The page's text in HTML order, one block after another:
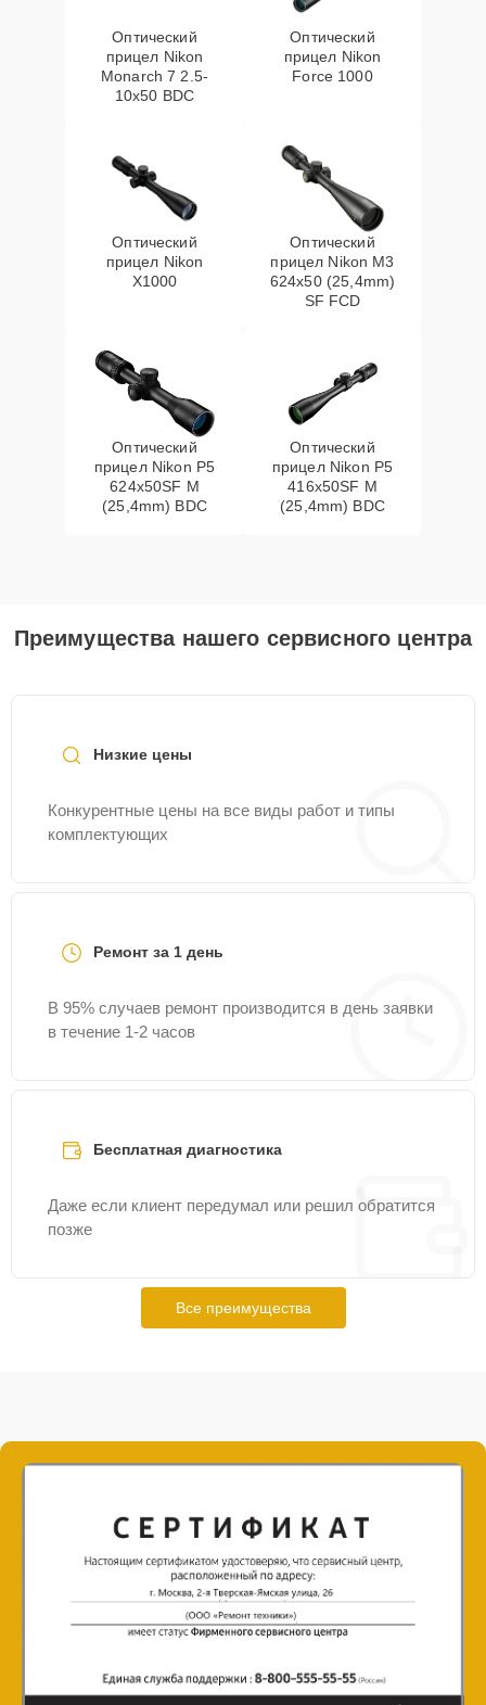
Оптический
прицел Nikon
Monarch 7 2.5-
10x50 BDC
Оптический
прицел Nikon
Force 1000
Оптический
прицел Nikon
X1000
Оптический
прицел Nikon M3
624x50 (25,4mm)
SF FCD
Оптический
прицел Nikon P5
624x50SF M
(25,4mm) BDC
Оптический
прицел Nikon P5
416x50SF M
(25,4mm) BDC
Преимущества нашего сервисного центра
Низкие цены
Конкурентные цены на все виды работ и типы
комплектующих
Ремонт за 1 день
В 95% случаев ремонт производится в день заявки
в течение 1-2 часов
Бесплатная диагностика
Даже если клиент передумал или решил обратится
позже
Все преимущества